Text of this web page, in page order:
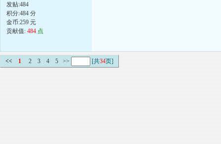
发贴:484
积分:484 分
金币:259 元
贡献值: 484 点
<< 1 2 3 4 5 >> [共34页]